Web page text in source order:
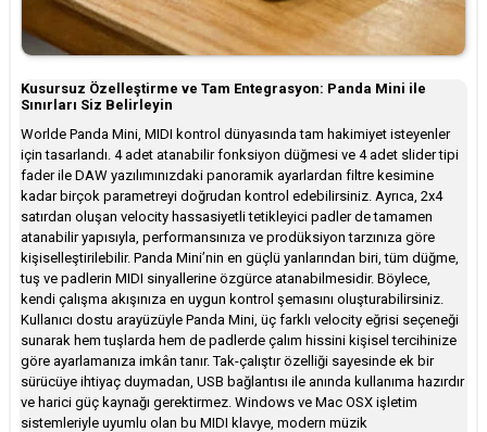
Kusursuz Özelleştirme ve Tam Entegrasyon: Panda Mini ile
Sınırları Siz Belirleyin
Worlde Panda Mini, MIDI kontrol dünyasında tam hakimiyet isteyenler
için tasarlandı. 4 adet atanabilir fonksiyon düğmesi ve 4 adet slider tipi
fader ile DAW yazılımınızdaki panoramik ayarlardan filtre kesimine
kadar birçok parametreyi doğrudan kontrol edebilirsiniz. Ayrıca, 2x4
satırdan oluşan velocity hassasiyetli tetikleyici padler de tamamen
atanabilir yapısıyla, performansınıza ve prodüksiyon tarzınıza göre
kişiselleştirilebilir. Panda Mini’nin en güçlü yanlarından biri, tüm düğme,
tuş ve padlerin MIDI sinyallerine özgürce atanabilmesidir. Böylece,
kendi çalışma akışınıza en uygun kontrol şemasını oluşturabilirsiniz.
Kullanıcı dostu arayüzüyle Panda Mini, üç farklı velocity eğrisi seçeneği
sunarak hem tuşlarda hem de padlerde çalım hissini kişisel tercihinize
göre ayarlamanıza imkân tanır. Tak-çalıştır özelliği sayesinde ek bir
sürücüye ihtiyaç duymadan, USB bağlantısı ile anında kullanıma hazırdır
ve harici güç kaynağı gerektirmez. Windows ve Mac OSX işletim
sistemleriyle uyumlu olan bu MIDI klavye, modern müzik